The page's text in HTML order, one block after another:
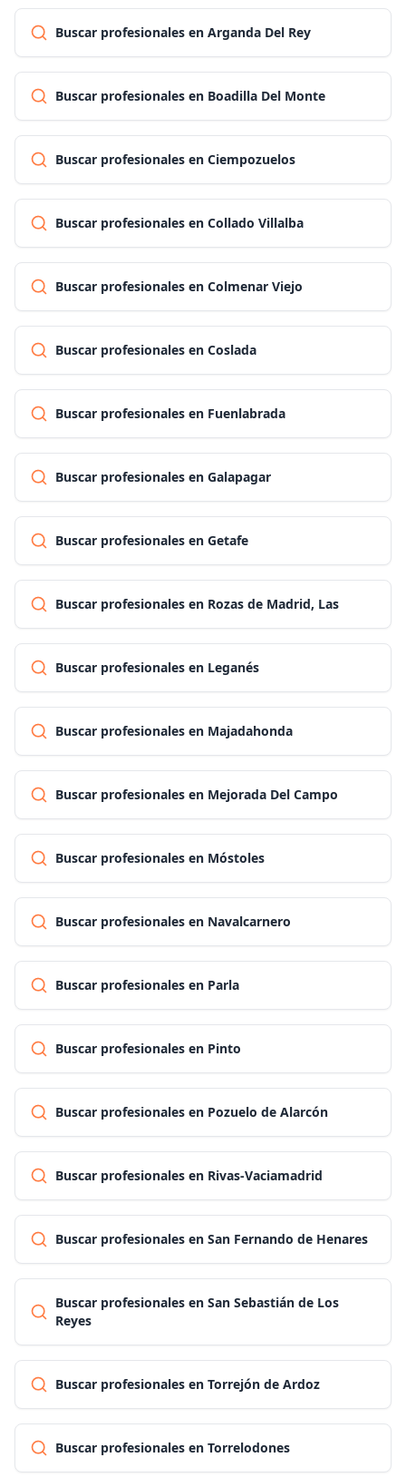
Buscar profesionales en Arganda Del Rey
Buscar profesionales en Boadilla Del Monte
Buscar profesionales en Ciempozuelos
Buscar profesionales en Collado Villalba
Buscar profesionales en Colmenar Viejo
Buscar profesionales en Coslada
Buscar profesionales en Fuenlabrada
Buscar profesionales en Galapagar
Buscar profesionales en Getafe
Buscar profesionales en Rozas de Madrid, Las
Buscar profesionales en Leganés
Buscar profesionales en Majadahonda
Buscar profesionales en Mejorada Del Campo
Buscar profesionales en Móstoles
Buscar profesionales en Navalcarnero
Buscar profesionales en Parla
Buscar profesionales en Pinto
Buscar profesionales en Pozuelo de Alarcón
Buscar profesionales en Rivas-Vaciamadrid
Buscar profesionales en San Fernando de Henares
Buscar profesionales en San Sebastián de Los
Reyes
Buscar profesionales en Torrejón de Ardoz
Buscar profesionales en Torrelodones